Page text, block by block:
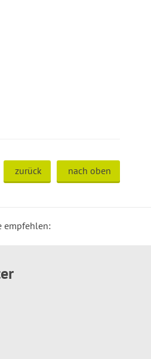
zurück nach oben
empfehlen: